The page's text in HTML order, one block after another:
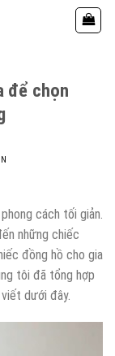
để chọn
cách tối giản.
những chiếc
đồng hồ cho gia
tôi đã tổng hợp
dưới đây.